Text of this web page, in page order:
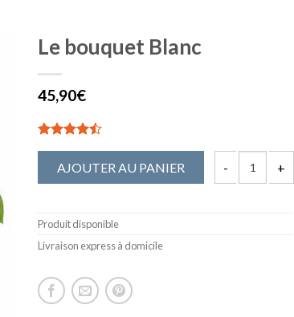
Le bouquet Blanc
45,90€
AJOUTER AU PANIER
Produit disponible
Livraison express à domicile